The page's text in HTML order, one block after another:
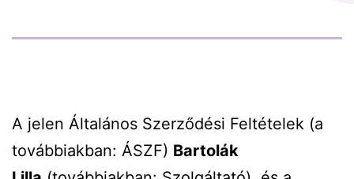
A jelen Általános Szerződési Feltételek (a
továbbiakban: ÁSZF) Bartolák